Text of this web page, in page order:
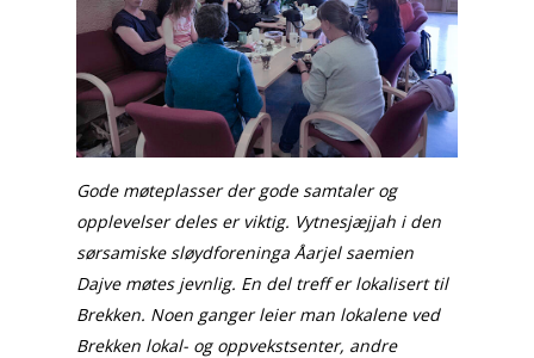
Gode møteplasser der gode samtaler og
opplevelser deles er viktig. Vytnesjæjjah i den
sørsamiske sløydforeninga Åarjel saemien
Dajve møtes jevnlig. En del treff er lokalisert til
Brekken. Noen ganger leier man lokalene ved
Brekken lokal- og oppvekstsenter, andre